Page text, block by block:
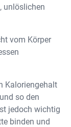
unlöslichen
vom Körper
Kaloriengehalt
so den
jedoch wichtig
binden und